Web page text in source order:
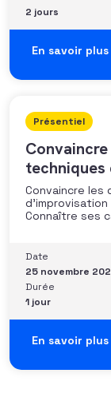
2 jours
En savoir plus
Présentiel
Convaincre les
Connaître ses
conviction et
quelle est sa
Date
25 novembre
Durée
1 jour
En savoir plus